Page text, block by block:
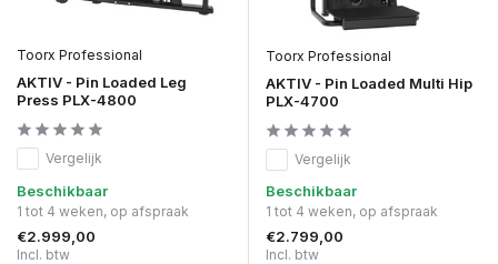
Toorx Professional
AKTIV - Pin Loaded Leg
Press PLX-4800
Vergelijk
Beschikbaar
1 tot 4 weken, op afspraak
€2.999,00
Incl. btw
Toorx Professional
AKTIV - Pin Loaded Multi Hip
PLX-4700
Vergelijk
Beschikbaar
1 tot 4 weken, op afspraak
€2.799,00
Incl. btw